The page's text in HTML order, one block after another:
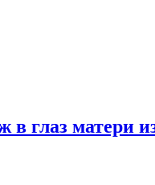
в глаз матери